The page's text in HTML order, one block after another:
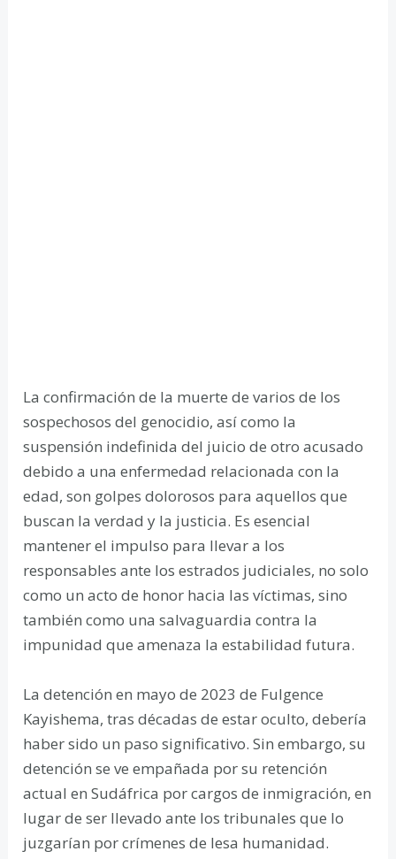
La confirmación de la muerte de varios de los
sospechosos del genocidio, así como la
suspensión indefinida del juicio de otro acusado
debido a una enfermedad relacionada con la
edad, son golpes dolorosos para aquellos que
buscan la verdad y la justicia. Es esencial
mantener el impulso para llevar a los
responsables ante los estrados judiciales, no solo
como un acto de honor hacia las víctimas, sino
también como una salvaguardia contra la
impunidad que amenaza la estabilidad futura.
La detención en mayo de 2023 de Fulgence
Kayishema, tras décadas de estar oculto, debería
haber sido un paso significativo. Sin embargo, su
detención se ve empañada por su retención
actual en Sudáfrica por cargos de inmigración, en
lugar de ser llevado ante los tribunales que lo
juzgarían por crímenes de lesa humanidad.